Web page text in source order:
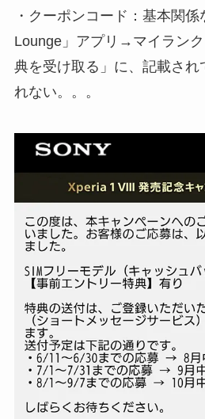
・クーポンコード：基本関
Lounge」アプリ→マイラン
典を受け取る」に、記載され
れない。。。